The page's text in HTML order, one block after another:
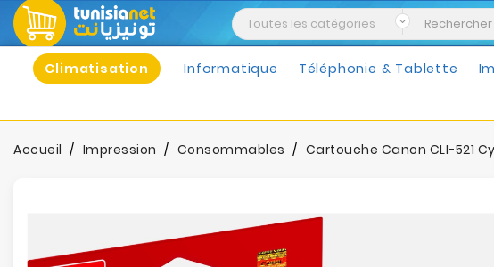
Climatisation Informatique Téléphonie & Tablette
Accueil Impression Consommables Cartouche Canon CLI-521